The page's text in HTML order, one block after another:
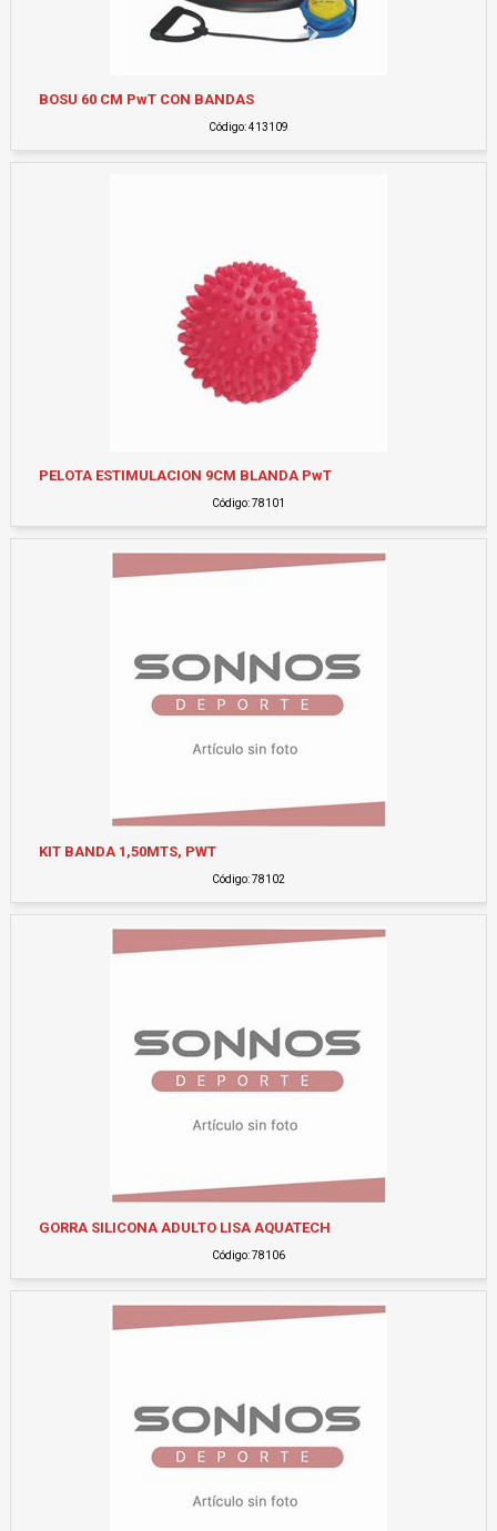
BOSU 60 CM PwT CON BANDAS
Código: 413109
PELOTA ESTIMULACION 9CM BLANDA PwT
Código: 78101
KIT BANDA 1,50MTS, PWT
Código: 78102
GORRA SILICONA ADULTO LISA AQUATECH
Código: 78106